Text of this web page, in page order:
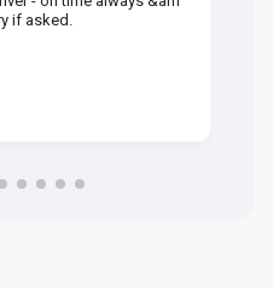
if asked.